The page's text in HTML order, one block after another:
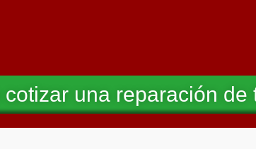
cotizar una reparación de